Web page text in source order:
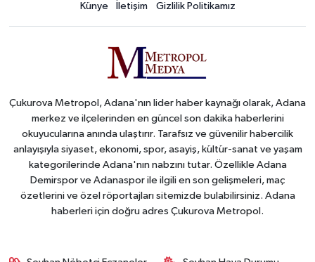
Künye İletişim Gizlilik Politikamız
Çukurova Metropol, Adana'nın lider haber kaynağı olarak, Adana
merkez ve ilçelerinden en güncel son dakika haberlerini
okuyucularına anında ulaştırır. Tarafsız ve güvenilir habercilik
anlayışıyla siyaset, ekonomi, spor, asayiş, kültür-sanat ve yaşam
kategorilerinde Adana'nın nabzını tutar. Özellikle Adana
Demirspor ve Adanaspor ile ilgili en son gelişmeleri, maç
özetlerini ve özel röportajları sitemizde bulabilirsiniz. Adana
haberleri için doğru adres Çukurova Metropol.